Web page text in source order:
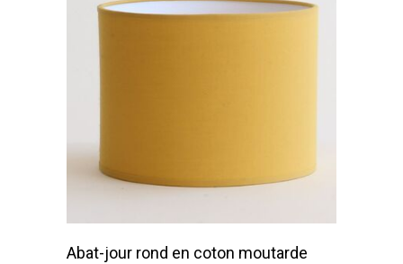
Abat-jour rond en coton moutarde